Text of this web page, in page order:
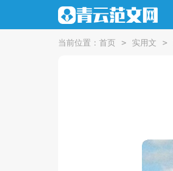
当前位置： 首页 > 实用文 >